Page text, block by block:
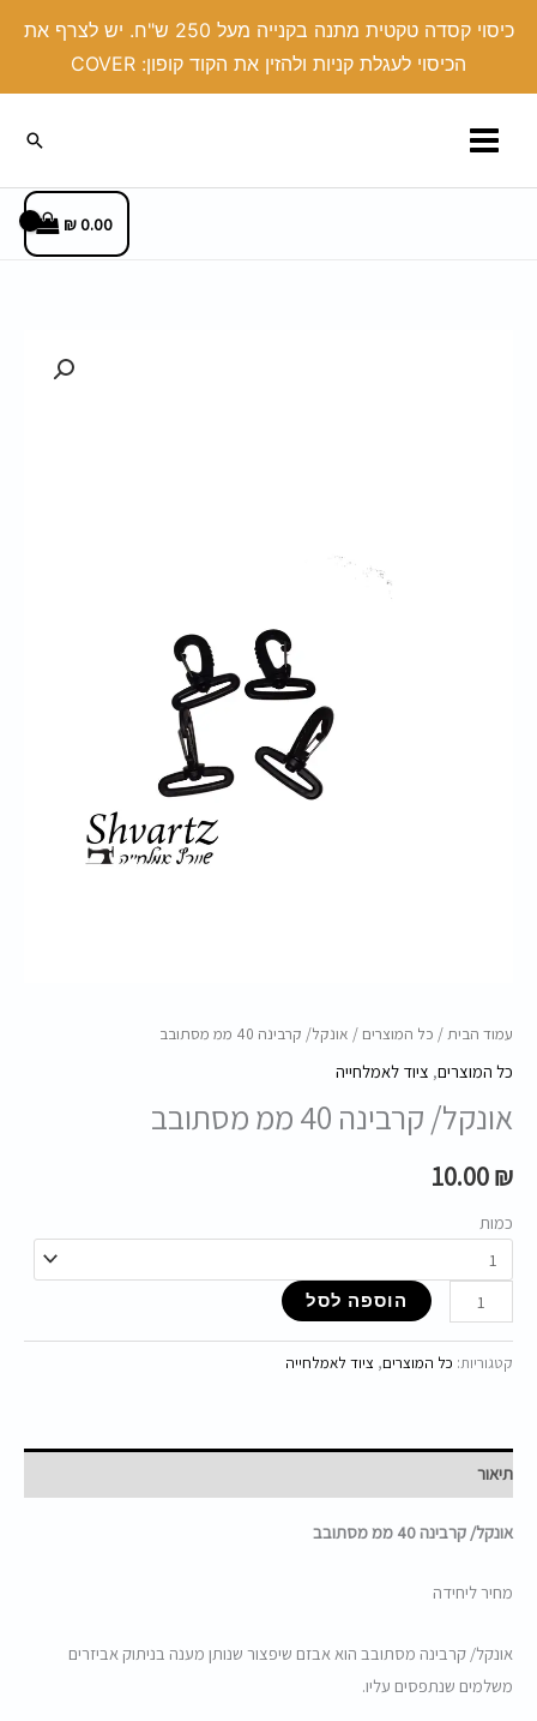
כיסוי קסדה טקטית מתנה בקנייה מעל 250 ש"ח. יש לצרף את
הכיסוי לעגלת קניות ולהזין את הקוד קופון: COVER
חיפוש
0.00
₪
עמוד הבית/ כל המוצרים / אונקל/ קרבינה 40 ממ מסתובב
כל המוצרים, ציוד לאמלחייה
אונקל/ קרבינה 40 ממ מסתובב
10.00₪
כמות
הוספה לסל
קטגוריות: כל המוצרים, ציוד לאמלחייה
תיאור
אונקל/ קרבינה 40 ממ מסתובב
מחיר ליחידה
אונקל/ קרבינה מסתובב הוא אבזם שיפצור שנותן מענה בניתוק אביזרים
משלמים שנתפסים עליו.